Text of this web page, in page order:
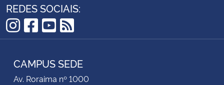
REDES SOCIAIS:
Instagram
Facebook
YouTube
RSS
CAMPUS SEDE
Av. Roraima nº 1000